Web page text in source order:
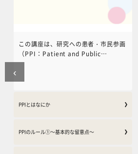
この講座は、研究への患者・市民参画
（PPI：Patient and Public
Involvement）について、初めてPPI
目的としています。この講座では、
要になる基本的知識、PPI活動でのコ
の上で、研究のさまざまな段階で行わ
PPIとはなにか
PPIのルール①～基本的な留意点～
‹